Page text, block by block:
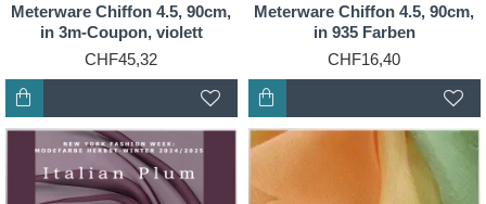
Meterware Chiffon 4.5, 90cm,
in 3m-Coupon, violett
CHF45,32
Meterware Chiffon 4.5, 90cm,
in 935 Farben
CHF16,40